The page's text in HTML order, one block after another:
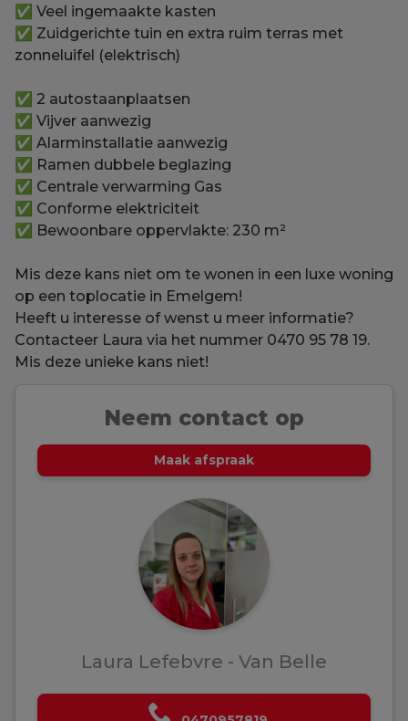
✅ Veel ingemaakte kasten
✅ Zuidgerichte tuin en extra ruim terras met
zonneluifel (elektrisch)
✅ 2 autostaanplaatsen
✅ Vijver aanwezig
✅ Alarminstallatie aanwezig
✅ Ramen dubbele beglazing
✅ Centrale verwarming Gas
✅ Conforme elektriciteit
✅ Bewoonbare oppervlakte: 230 m²
Mis deze kans niet om te wonen in een luxe woning
op een toplocatie in Emelgem!
Heeft u interesse of wenst u meer informatie?
Contacteer Laura via het nummer 0470 95 78 19.
Mis deze unieke kans niet!
Neem contact op
Maak afspraak
Laura Lefebvre - Van Belle